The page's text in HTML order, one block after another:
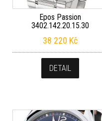
Epos Passion
3402.142.20.15.30
38 220 Kč
DETAIL